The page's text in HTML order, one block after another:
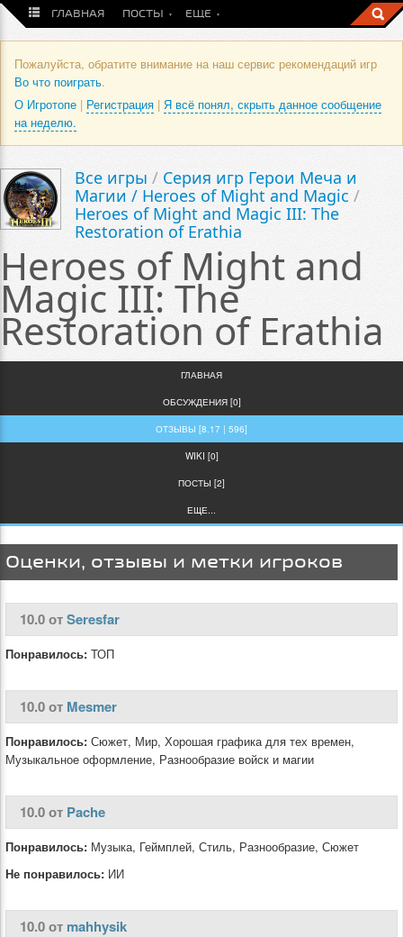
ГЛАВНАЯ ПОСТЫ ЕЩЕ
Пожалуйста, обратите внимание на наш сервис рекомендаций игр
Во что поиграть.
О Игротопе | Регистрация | Я всё понял, скрыть данное сообщение
на неделю.
Все игры / Серия игр Герои Меча и
Магии / Heroes of Might and Magic /
Heroes of Might and Magic III: The
Restoration of Erathia
Heroes of Might and
Magic III: The
Restoration of Erathia
ГЛАВНАЯ
ОБСУЖДЕНИЯ [0]
ОТЗЫВЫ [8.17 | 596]
WIKI [0]
ПОСТЫ [2]
ЕЩЕ...
Оценки, отзывы и метки игроков
10.0 отSeresfar
Понравилось: ТОП
10.0 от Mesmer
Понравилось: Сюжет, Мир, Хорошая графика для тех времен,
Музыкальное оформление, Разнообразие войск и магии
10.0 от Pache
Понравилось: Музыка, Геймплей, Стиль, Разнообразие, Сюжет
Не понравилось: ИИ
10.0 от mahhysik